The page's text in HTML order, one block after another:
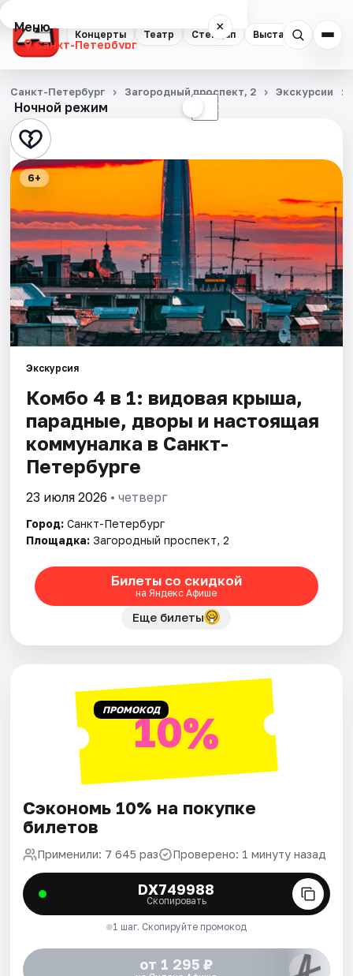
Концерты Театр Стендап Выставки
Меню ×
Санкт-Петербург
Концерты
Театр
Стендап
Квесты
Экскурсии
Спорт
События
Города
Площадки
Артисты
Рейтинги
Ночной режим ☾
Санкт-Петербург Загородный проспект, 2 Экскурсии
6+
Экскурсия
Комбо 4 в 1: видовая крыша,
парадные, дворы и настоящая
коммуналка в Санкт-
Петербурге
23 июля 2026 • четверг
Город: Санкт-Петербург
Площадка: Загородный проспект, 2
Билеты со скидкой
на Яндекс Афише
Еще билеты
ПРОМОКОД10%
Сэкономь 10% на покупке
билетов
Применили: 7 645 раз Проверено: 1 минуту назад
DX749988
Скопировать
1 шаг. Скопируйте промокод
от 1 295 ₽